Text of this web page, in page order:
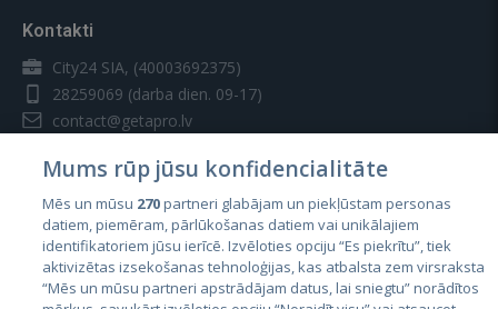
Kontakti
City24 SIA, (40003692375)
28259069 (darba dien. 09-17)
contact@getapro.lv
Valstis
Igaunija
Mums rūp jūsu konfidencialitāte
Mēs un mūsu 270partneri glabājam un piekļūstam personas
datiem, piemēram, pārlūkošanas datiem vai unikālajiem
identifikatoriem jūsu ierīcē. Izvēloties opciju “Es piekrītu”, tiek
aktivizētas izsekošanas tehnoloģijas, kas atbalsta zem virsraksta
“Mēs un mūsu partneri apstrādājam datus, lai sniegtu” norādītos